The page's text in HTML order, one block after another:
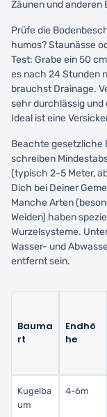
Zäunen und anderen
Prüfe die
humos? Staunässe
Test: Grabe ein 50
es nach 24 Stunden
brauchst Drainage.
sehr durchlässig und
Ideal ist eine
Beachte gesetzliche
schreiben
(typisch 2-5 Meter,
Dich bei Deiner
Manche Arten
Weiden) haben
Wurzelsysteme.
Wasser- und
entfernt sein.
Bauma
rt
Endhö
he
Kugelba
um
4-6m